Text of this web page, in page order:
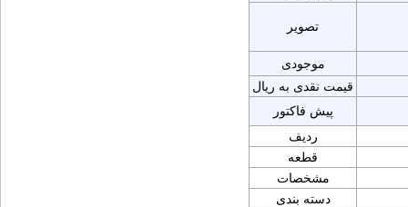
تصویر
موجودی
قیمت نقدی به ریال
پیش فاکتور
ردیف
قطعه
مشخصات
دسته بندی